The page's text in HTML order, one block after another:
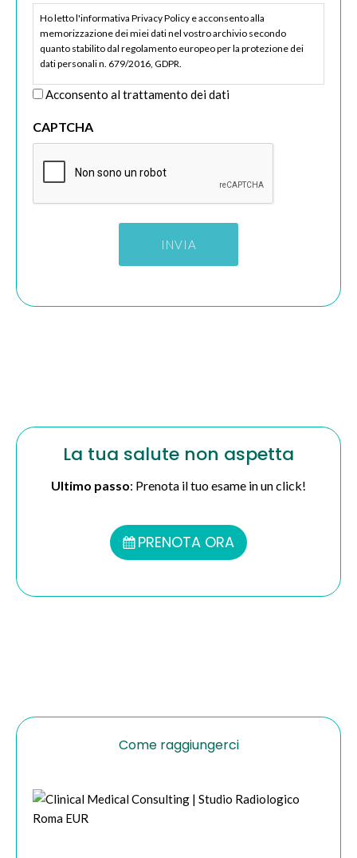
Ho letto l'informativa Privacy Policy e acconsento alla
memorizzazione dei miei dati nel vostro archivio secondo
quanto stabilito dal regolamento europeo per la protezione dei
dati personali n. 679/2016, GDPR.
Acconsento al trattamento dei dati
CAPTCHA
La tua salute non aspetta
Ultimo passo: Prenota il tuo esame in un click!
PRENOTA ORA
Come raggiungerci